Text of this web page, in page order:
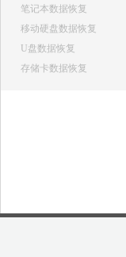
笔记本数据恢复
移动硬盘数据恢复
U盘数据恢复
存储卡数据恢复